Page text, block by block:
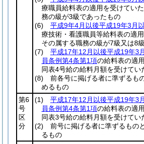
療職員給料表の適用を受けてい
務の級が3級であったもの
(6)
平成9年4月以後平成19年3月
療技術・看護職員等給料表の適
その属する職務の級が7級又は8
(7)
平成17年12月以後平成19年3
員条例第4条第1項の給料表の適
同表4号給の給料月額を受けてい
(8) 前各号に掲げる者に準ずるも
めるもの
第6
号
区
分
(1)
平成17年12月以後平成19年3
員条例第4条第1項の給料表の適
同表3号給の給料月額を受けてい
(2) 前号に掲げる者に準ずるもの
るもの